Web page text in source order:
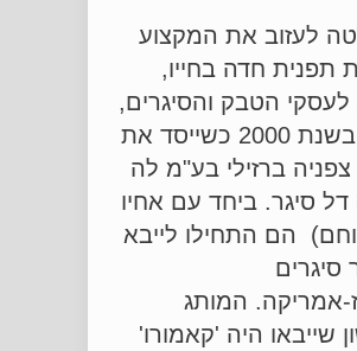
לעזוב את המקצוע
תפנית חדה בחייו,
לעסקי הטבק והסיגרים,
היתה בשנת 2000 כשייסד את
ברזילי בע"מ לה
סיגר. ביחד עם אחיו
הם התחילו לייבא
סיגרים
אמריקה. המותג
שייבאו היה 'קאמורו'